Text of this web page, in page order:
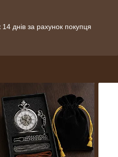
днів за рахунок покупця